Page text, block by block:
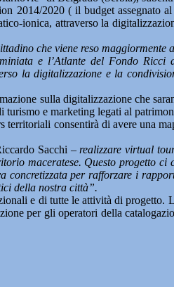
2014/2020 ( il budget assegnato
ionica, attraverso la
che viene reso
e l’Atlante del Fondo Ricci
la digitalizzazione e la
sulla digitalizzazione che
turismo e marketing legati al
consentirà di avere una
Sacchi –realizzare virtual
maceratese. Questo progetto
per rafforzare i
della nostra città”.
e di tutte le attività di
per gli operatori della